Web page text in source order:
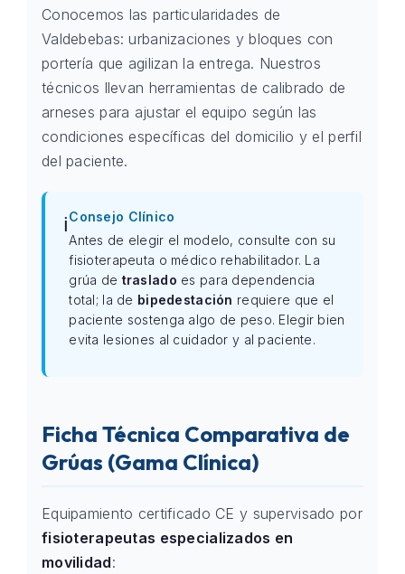
Conocemos las particularidades de
Valdebebas: urbanizaciones y bloques con
portería que agilizan la entrega. Nuestros
técnicos llevan herramientas de calibrado de
arneses para ajustar el equipo según las
condiciones específicas del domicilio y el perfil
del paciente.
ℹ️Consejo Clínico
Antes de elegir el modelo, consulte con su
fisioterapeuta o médico rehabilitador. La
grúa de traslado es para dependencia
total; la de bipedestación requiere que el
paciente sostenga algo de peso. Elegir bien
evita lesiones al cuidador y al paciente.
Ficha Técnica Comparativa de
Grúas (Gama Clínica)
Equipamiento certificado CE y supervisado por
fisioterapeutas especializados en
movilidad: